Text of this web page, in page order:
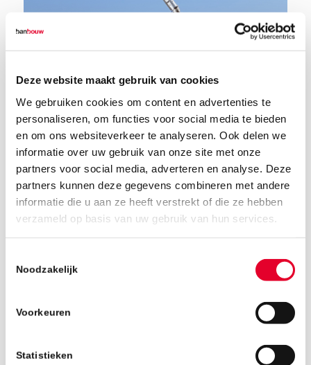
Deze website maakt gebruik van cookies
We gebruiken cookies om content en advertenties te
personaliseren, om functies voor social media te bieden
en om ons websiteverkeer te analyseren. Ook delen we
informatie over uw gebruik van onze site met onze
partners voor social media, adverteren en analyse. Deze
partners kunnen deze gegevens combineren met andere
informatie die u aan ze heeft verstrekt of die ze hebben
verzameld op basis van uw gebruik van hun services.
Noodzakelijk
Voorkeuren
Statistieken
16 april 2019